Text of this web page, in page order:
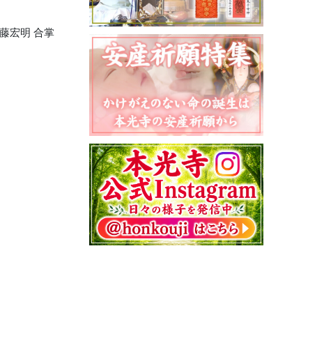
宏明 合掌